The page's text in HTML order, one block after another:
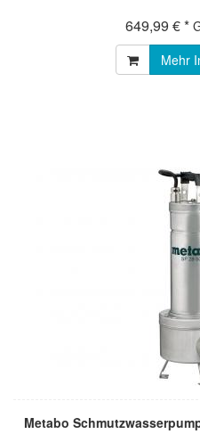
649,99 € *
Mehr
Metabo